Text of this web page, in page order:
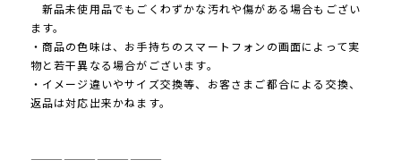
新品未使用品でもごくわずかな汚れや傷がある場合もござい
ます。
・商品の色味は、お手持ちのスマートフォンの画面によって実
物と若干異なる場合がございます。
・イメージ違いやサイズ交換等、お客さまご都合による交換、
返品は対応出来かねます。
————————————